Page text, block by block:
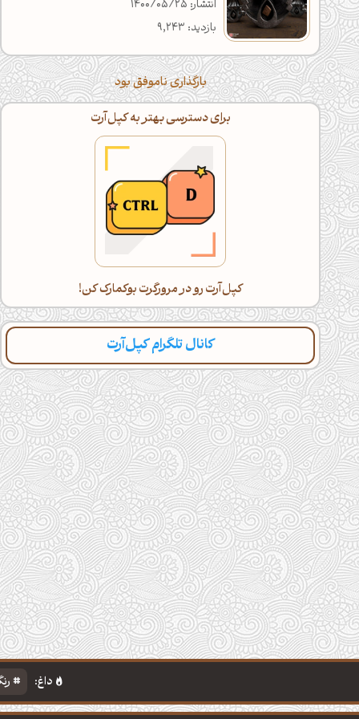
انتشار: 1400/05/25
بازدید: 9,243
بارگذاری ناموفق بود
برای دسترسی بهتر به کپل‌آرت
کپل‌آرت رو در مرورگرت بوکمارک کن!
کانال تلگرام کپل‌آرت
داغ: